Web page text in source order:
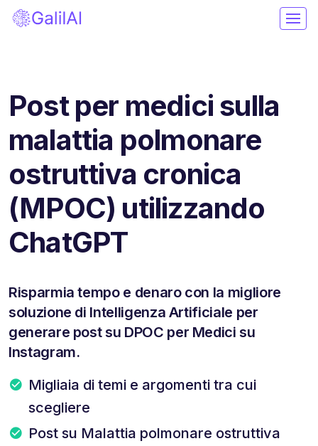
Post per medici sulla
malattia polmonare
ostruttiva cronica
(MPOC) utilizzando
ChatGPT
Risparmia tempo e denaro con la migliore
soluzione di Intelligenza Artificiale per
generare post su DPOC per Medici su
Instagram.
Migliaia di temi e argomenti tra cui
scegliere
Post su Malattia polmonare ostruttiva